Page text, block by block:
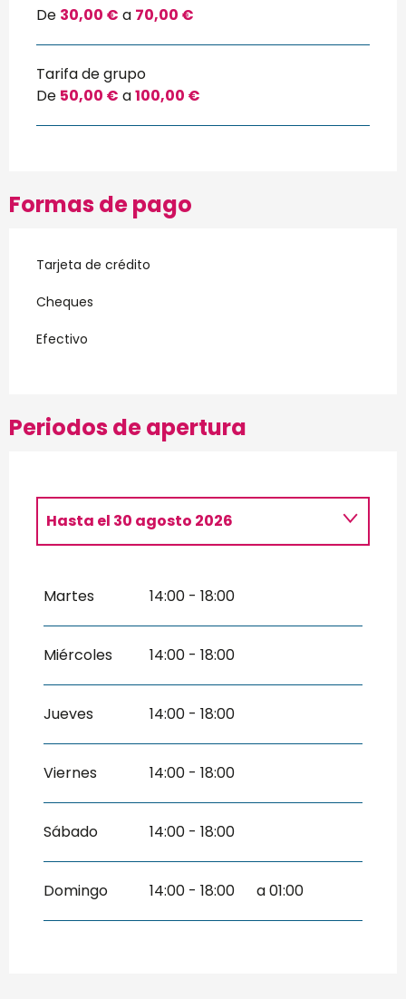
De 30,00 € a 70,00 €
Tarifa de grupo
De 50,00 € a100,00 €
Formas de pago
Tarjeta de crédito
Cheques
Efectivo
Periodos de apertura
Hasta el 30 agosto 2026
Del 5 septiembre 2026
Martes 14:00 - 18:00
Miércoles 14:00 - 18:00
Jueves 14:00 - 18:00
Viernes 14:00 - 18:00
Sábado 14:00 - 18:00
Domingo 14:00 - 18:00 a 01:00